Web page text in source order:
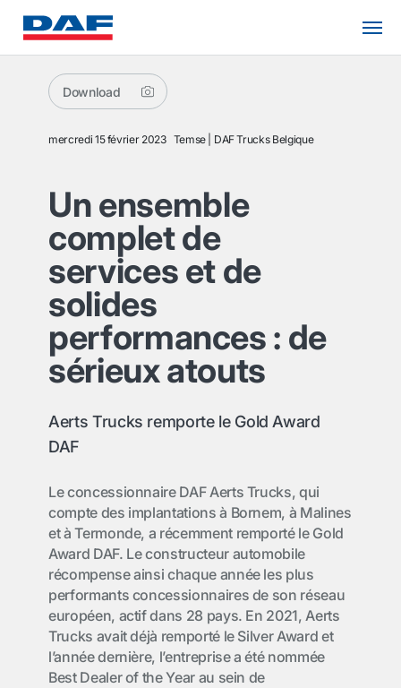
Download
mercredi 15 février 2023 Temse DAF Trucks Belgique
Un ensemble
complet de
services et de
solides
performances : de
sérieux atouts
Aerts Trucks remporte le Gold Award
DAF
Le concessionnaire DAF Aerts Trucks, qui
compte des implantations à Bornem, à Malines
et à Termonde, a récemment remporté le Gold
Award DAF. Le constructeur automobile
récompense ainsi chaque année les plus
performants concessionnaires de son réseau
européen, actif dans 28 pays. En 2021, Aerts
Trucks avait déjà remporté le Silver Award et
l’année dernière, l’entreprise a été nommée
Best Dealer of the Year au sein de